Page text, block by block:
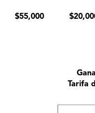
$55,000
Tarifa